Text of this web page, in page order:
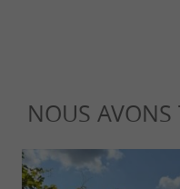
NOUS AVONS